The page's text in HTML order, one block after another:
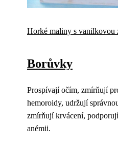
Horké maliny s vanilkovou
Borůvky
Prospívají očím, zmírňují
hemoroidy, udržují
zmírňují krvácení,
anémii.